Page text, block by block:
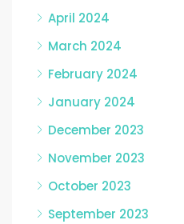
April 2024
March 2024
February 2024
January 2024
December 2023
November 2023
October 2023
September 2023